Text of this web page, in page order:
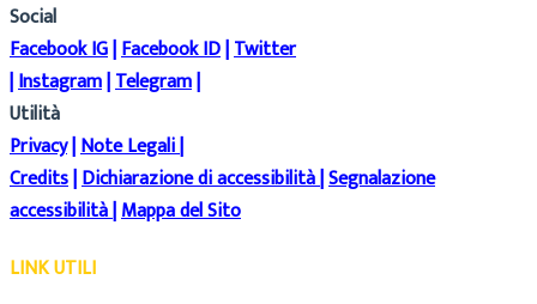
Social
Facebook IG|Facebook ID|Twitter
|Instagram|Telegram|
Utilità
Privacy|Note Legali|
Credits|Dichiarazione di accessibilità|Segnalazione
accessibilità|Mappa del Sito
LINK UTILI